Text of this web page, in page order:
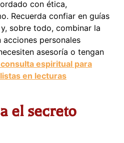
con ética,
Recuerda confiar en guías
sobre todo, combinar la
personales
asesoría o tengan
espiritual para
en lecturas
el secreto